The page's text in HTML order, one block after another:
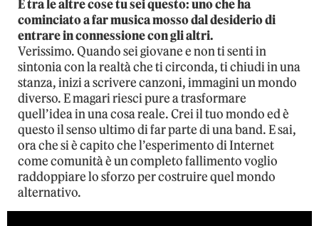
E tra le altre cose tu sei questo: uno che ha
cominciato a far musica mosso dal desiderio di
entrare in connessione con gli altri.
Verissimo. Quando sei giovane e non ti senti in
sintonia con la realtà che ti circonda, ti chiudi in una
stanza, inizi a scrivere canzoni, immagini un mondo
diverso. E magari riesci pure a trasformare
quell’idea in una cosa reale. Crei il tuo mondo ed è
questo il senso ultimo di far parte di una band. E sai,
ora che si è capito che l’esperimento di Internet
come comunità è un completo fallimento voglio
raddoppiare lo sforzo per costruire quel mondo
alternativo.